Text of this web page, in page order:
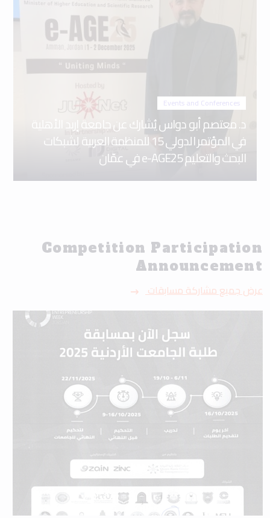
Events and Conferences
د. معتصم أبو دواس يُشارك عن جامعة إربد الأهلية
في المؤتمر الدولي 15 للمنظمة العربية لشبكات
البحث والتعليم e-AGE25 في عمّان
Competition Participation
Announcement
عرض جميع مشاركة مسابقات